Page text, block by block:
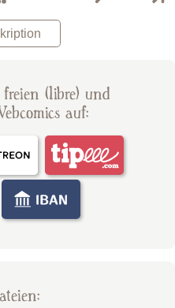
(libre) und
auf: